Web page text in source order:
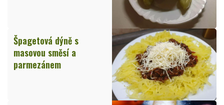
Špagetová dýně s
masovou směsí a
parmezánem